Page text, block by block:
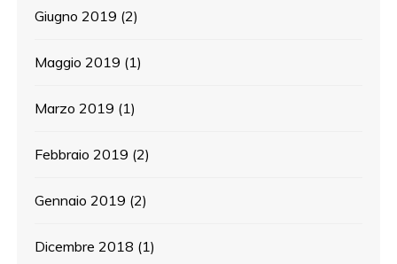
Giugno 2019 (2)
Maggio 2019 (1)
Marzo 2019 (1)
Febbraio 2019 (2)
Gennaio 2019 (2)
Dicembre 2018 (1)